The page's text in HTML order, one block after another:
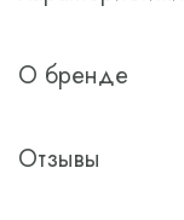
О бренде
Отзывы